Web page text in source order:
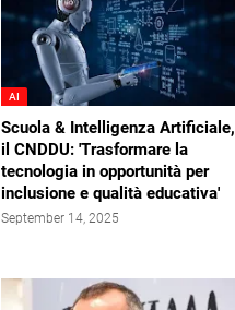
AI
Scuola & Intelligenza Artificiale,
il CNDDU: 'Trasformare la
tecnologia in opportunità per
inclusione e qualità educativa'
September 14, 2025